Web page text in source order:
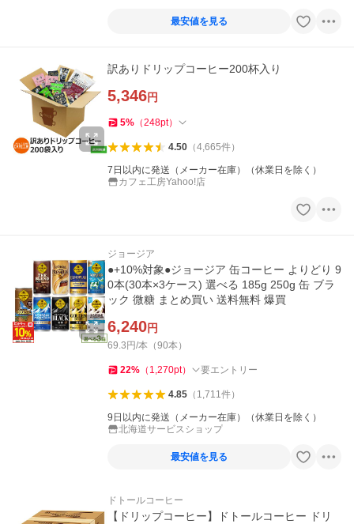
最安値を見る
訳ありドリップコーヒー200杯入り
5,346円
5% （248pt）
4.50（4,665件）
7日以内に発送（メーカー在庫）（休業日を除く）
カフェ工房Yahoo!店
ジョージア
●+10%対象●ジョージア 缶コーヒー よりどり 9
0本(30本×3ケース) 選べる 185g 250g 缶 ブラ
ック 微糖 まとめ買い 送料無料 爆買
6,240円
69.3円/本（90本）
22% （ 1,270pt） 要エントリー
4.85（ 1,711件）
9日以内に発送（メーカー在庫）（休業日を除く）
北海道サービスショップ
最安値を見る
ドトールコーヒー
【ドリップコーヒー】ドトールコーヒー ドリ